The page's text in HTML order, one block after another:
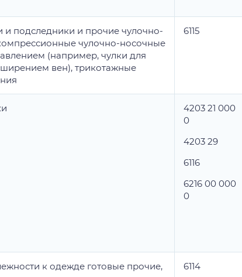
и подследники и прочие чулочно-
чулочно-носочные
(например, чулки для
вен), трикотажные
6115
4203 21 000
0
4203 29
6116
6216 00 000
0
к одежде готовые прочие,
6114